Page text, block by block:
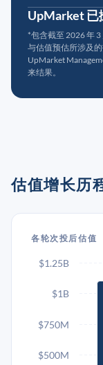
UpMarket 已
*包含截至 2026 年
与估值预估所涉及
UpMarket
来结果。
估值增长历
各轮次投后估值
$500M
$750M
$1B
$1.25B